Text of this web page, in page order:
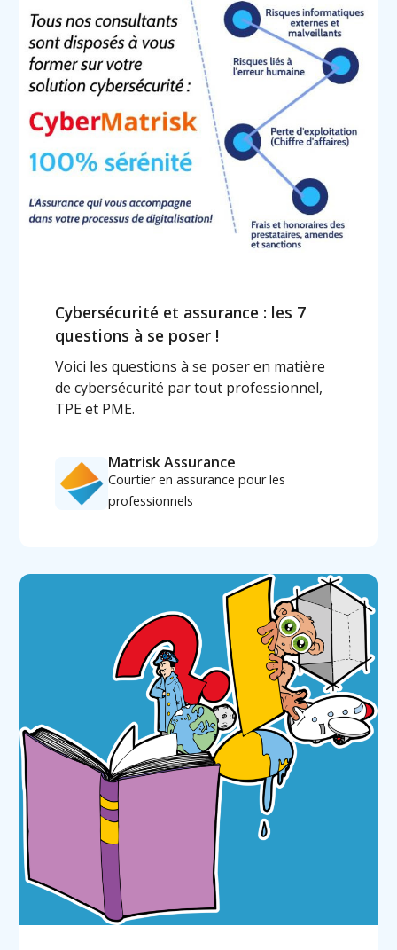
Cybersécurité et assurance : les 7
questions à se poser !
Voici les questions à se poser en matière
de cybersécurité par tout professionnel,
TPE et PME.
Matrisk Assurance
Courtier en assurance pour les
professionnels